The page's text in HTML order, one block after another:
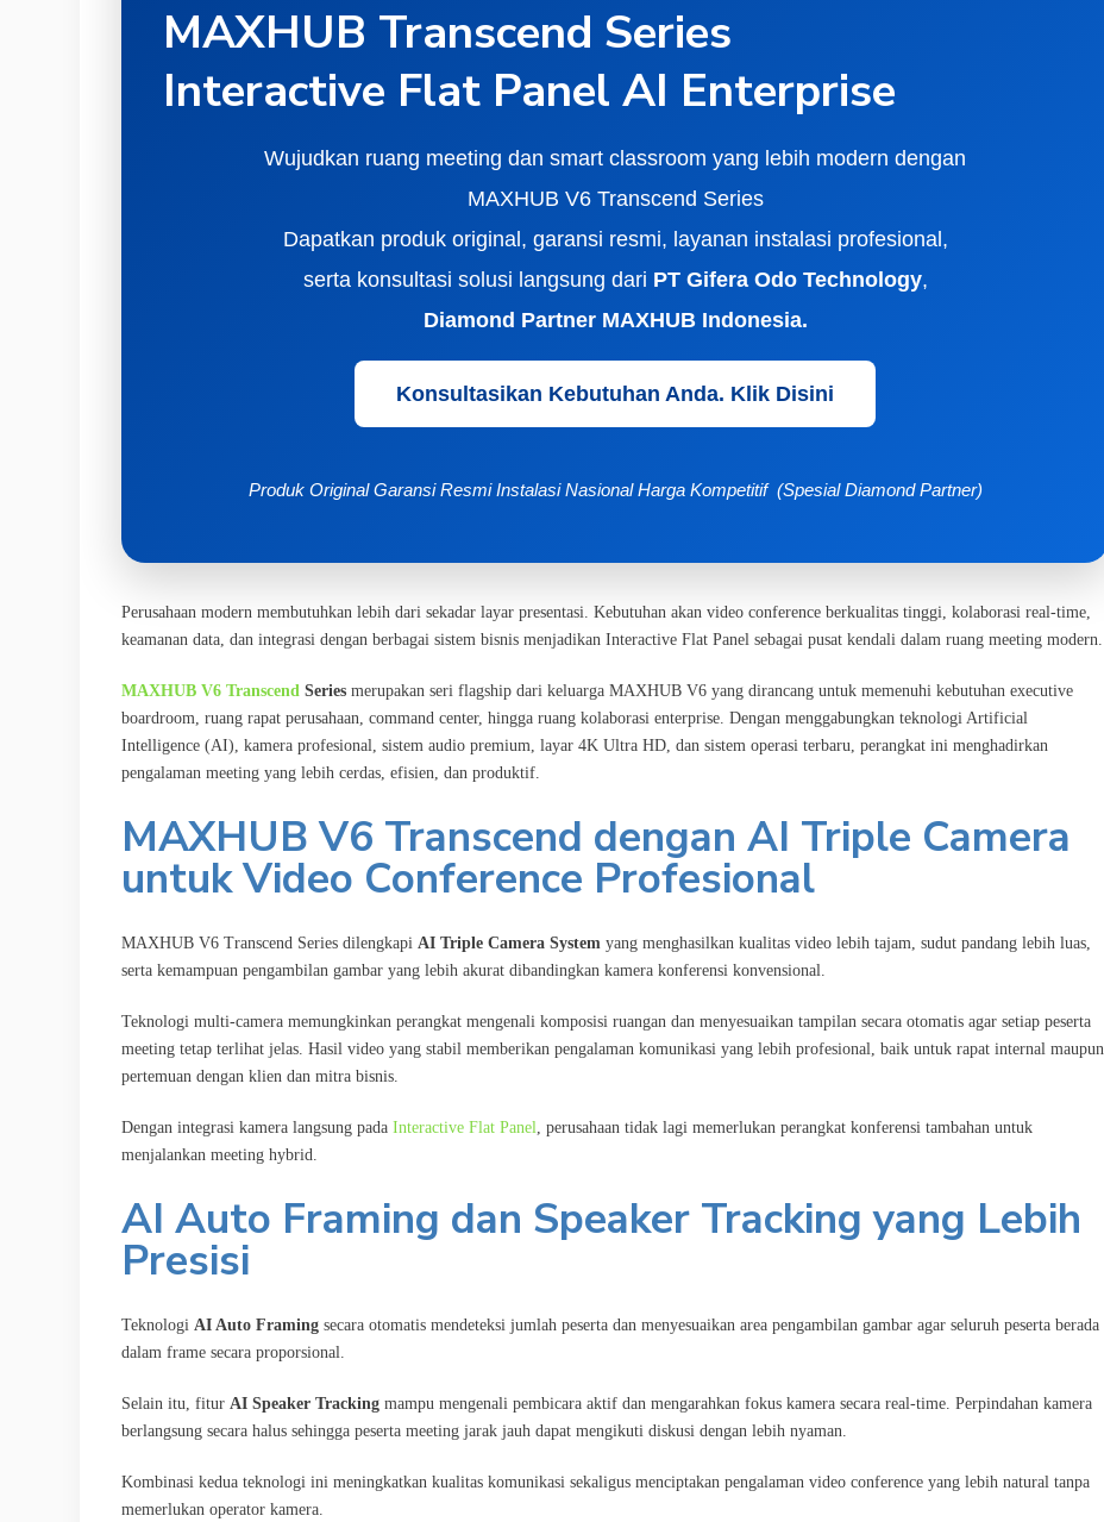
MAXHUB Transcend Series
Interactive Flat Panel AI Enterprise
Wujudkan ruang meeting dan smart classroom yang lebih modern dengan
MAXHUB V6 Transcend Series
Dapatkan produk original, garansi resmi, layanan instalasi profesional,
serta konsultasi solusi langsung dari PT Gifera Odo Technology,
Diamond Partner MAXHUB Indonesia.
Konsultasikan Kebutuhan Anda. Klik Disini
Produk OriginalGaransi ResmiInstalasi NasionalHarga Kompetitif (Spesial Diamond Partner)
Perusahaan modern membutuhkan lebih dari sekadar layar presentasi. Kebutuhan akan video conference berkualitas tinggi, kolaborasi real-time,
keamanan data, dan integrasi dengan berbagai sistem bisnis menjadikan Interactive Flat Panel sebagai pusat kendali dalam ruang meeting modern.
MAXHUB V6 Transcend Series merupakan seri flagship dari keluarga MAXHUB V6 yang dirancang untuk memenuhi kebutuhan executive
boardroom, ruang rapat perusahaan, command center, hingga ruang kolaborasi enterprise. Dengan menggabungkan teknologi Artificial
Intelligence (AI), kamera profesional, sistem audio premium, layar 4K Ultra HD, dan sistem operasi terbaru, perangkat ini menghadirkan
pengalaman meeting yang lebih cerdas, efisien, dan produktif.
MAXHUB V6 Transcend dengan AI Triple Camera
untuk Video Conference Profesional
MAXHUB V6 Transcend Series dilengkapi AI Triple Camera System yang menghasilkan kualitas video lebih tajam, sudut pandang lebih luas,
serta kemampuan pengambilan gambar yang lebih akurat dibandingkan kamera konferensi konvensional.
Teknologi multi-camera memungkinkan perangkat mengenali komposisi ruangan dan menyesuaikan tampilan secara otomatis agar setiap peserta
meeting tetap terlihat jelas. Hasil video yang stabil memberikan pengalaman komunikasi yang lebih profesional, baik untuk rapat internal maupun
pertemuan dengan klien dan mitra bisnis.
Dengan integrasi kamera langsung pada Interactive Flat Panel , perusahaan tidak lagi memerlukan perangkat konferensi tambahan untuk
menjalankan meeting hybrid.
AI Auto Framing dan Speaker Tracking yang Lebih
Presisi
Teknologi AI Auto Framing secara otomatis mendeteksi jumlah peserta dan menyesuaikan area pengambilan gambar agar seluruh peserta berada
dalam frame secara proporsional.
Selain itu, fitur AI Speaker Tracking mampu mengenali pembicara aktif dan mengarahkan fokus kamera secara real-time. Perpindahan kamera
berlangsung secara halus sehingga peserta meeting jarak jauh dapat mengikuti diskusi dengan lebih nyaman.
Kombinasi kedua teknologi ini meningkatkan kualitas komunikasi sekaligus menciptakan pengalaman video conference yang lebih natural tanpa
memerlukan operator kamera.